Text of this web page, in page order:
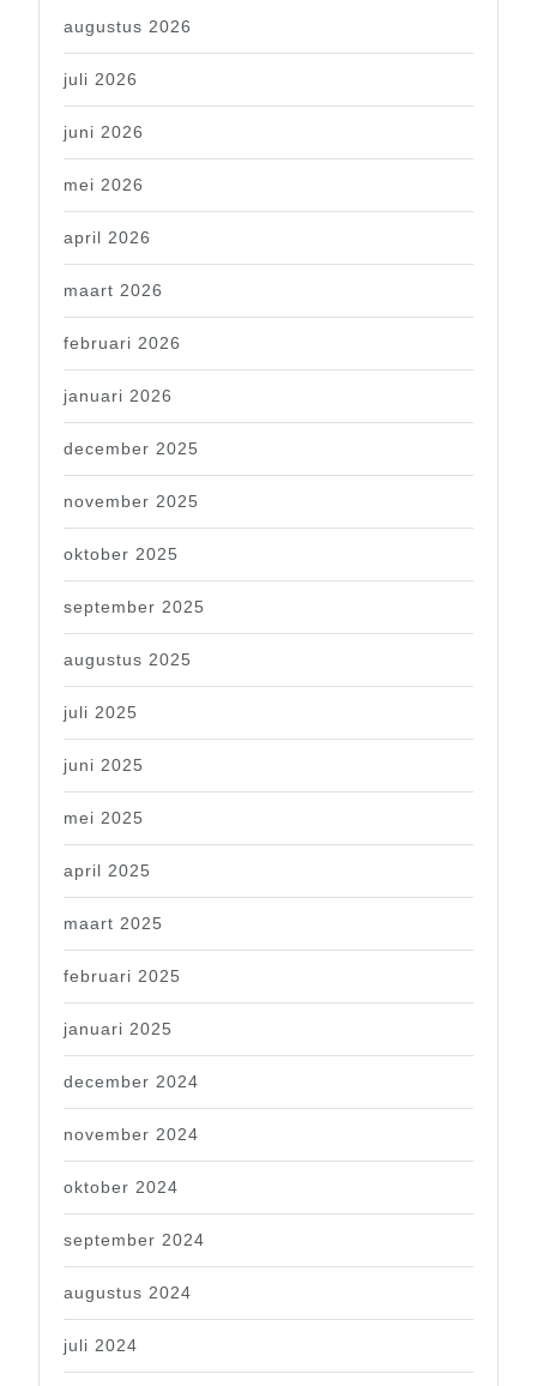
augustus 2026
juli 2026
juni 2026
mei 2026
april 2026
maart 2026
februari 2026
januari 2026
december 2025
november 2025
oktober 2025
september 2025
augustus 2025
juli 2025
juni 2025
mei 2025
april 2025
maart 2025
februari 2025
januari 2025
december 2024
november 2024
oktober 2024
september 2024
augustus 2024
juli 2024